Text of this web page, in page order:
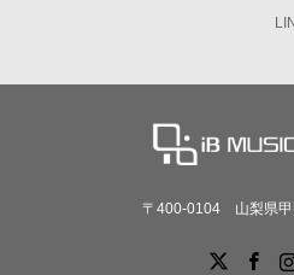
〒400-0104 山梨県甲
RSS